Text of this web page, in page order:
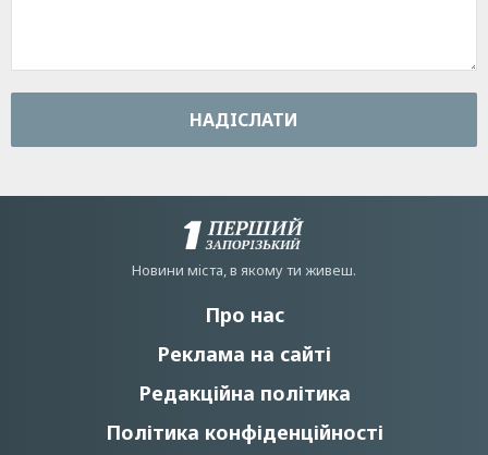
НАДIСЛАТИ
Новини мiста, в якому ти живеш.
Про нас
Реклама на сайті
Редакційна політика
Політика конфіденційності